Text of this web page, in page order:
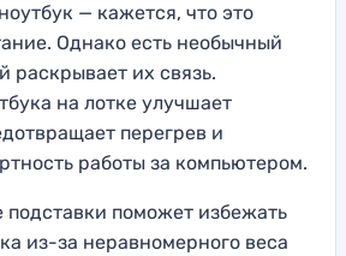
— кажется, что это
Однако есть необычный
раскрывает их связь.
на лотке улучшает
перегрев и
работы за компьютером.
подставки поможет избежать
из-за неравномерного веса